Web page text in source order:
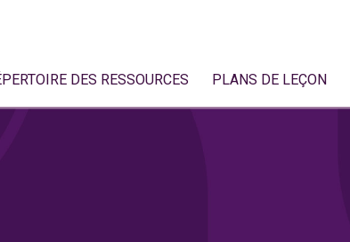
DES RESSOURCES PLANS DE LEÇON